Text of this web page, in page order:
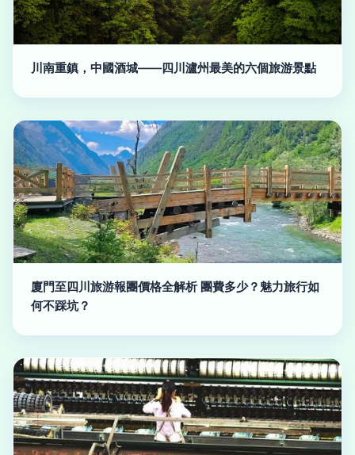
川南重鎮，中國酒城——四川瀘州最美的六個旅游景點
廈門至四川旅游報團價格全解析 團費多少？魅力旅行如
何不踩坑？